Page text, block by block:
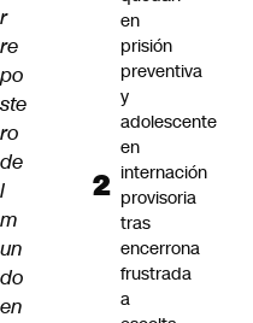
r
re
po
ste
ro
de
l
m
un
do
en
en
prisión
preventiva
y
adolescente
en
internación
provisoria
tras
encerrona
frustrada
a